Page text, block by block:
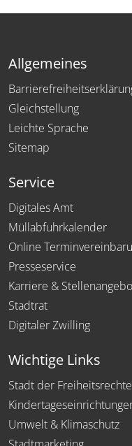
Allgemeines
Gleichstellung
Leichte Sprache
Sitemap
Service
Digitales Amt
Müllabfuhrkalender
Online
Presseservice
Karriere &
Stadtrat
Digitaler Zwilling
Wichtige Links
Stadt der Freiheitsrechte
Umwelt & Klimaschutz